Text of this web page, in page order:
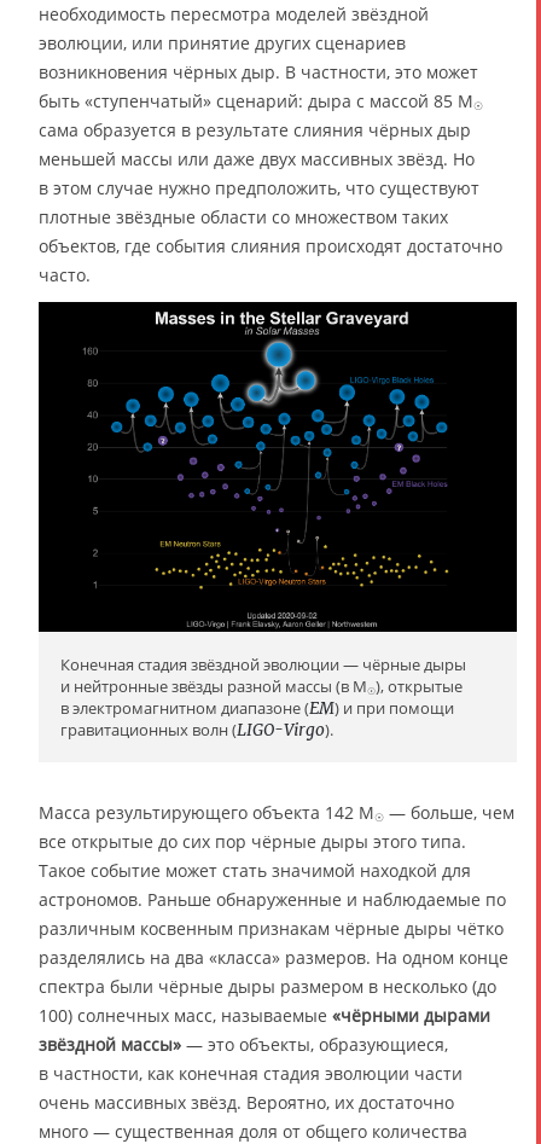
необходимость пересмотра моделей звёздной
эволюции, или принятие других сценариев
возникновения чёрных дыр. В частности, это может
быть «ступенчатый» сценарий: дыра с массой 85 M☉
сама образуется в результате слияния чёрных дыр
меньшей массы или даже двух массивных звёзд. Но
в этом случае нужно предположить, что существуют
плотные звёздные области со множеством таких
объектов, где события слияния происходят достаточно
часто.
Конечная стадия звёздной эволюции — чёрные дыры
и нейтронные звёзды разной массы (в M☉), открытые
в электромагнитном диапазоне (EM) и при помощи
гравитационных волн (LIGO-Virgo).
Масса результирующего объекта 142 M☉ — больше, чем
все открытые до сих пор чёрные дыры этого типа.
Такое событие может стать значимой находкой для
астрономов. Раньше обнаруженные и наблюдаемые по
различным косвенным признакам чёрные дыры чётко
разделялись на два «класса» размеров. На одном конце
спектра были чёрные дыры размером в несколько (до
100) солнечных масс, называемые «чёрными дырами
звёздной массы» — это объекты, образующиеся,
в частности, как конечная стадия эволюции части
очень массивных звёзд. Вероятно, их достаточно
много — существенная доля от общего количества